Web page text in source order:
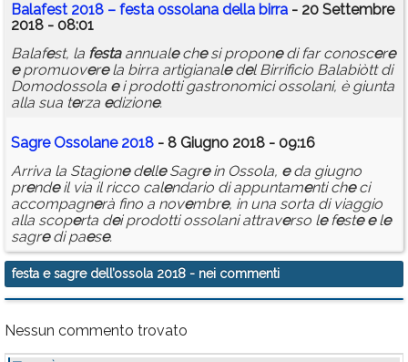
Annunci
Balafest 2018 – festa ossolana della birra - 20 Settembre
2018 - 08:01
Balafest, la festaannualechesi proponedi far conoscere
epromuoverela birra artigianaledel Birrificio Balabiòtt di
Domodossola ei prodotti gastronomici ossolani, è giunta
alla sua terza edizione.
SagreOssolane 2018 - 8 Giugno 2018 - 09:16
Arriva la StagionedelleSagrein Ossola, eda giugno
prendeil via il ricco calendario di appuntamenti checi
accompagnerà fino a novembre, in una sorta di viaggio
alla scoperta dei prodotti ossolani attraverso lefeste ele
sagredi paese.
festa e sagre dell’ossola 2018 - nei commenti
Nessun commento trovato